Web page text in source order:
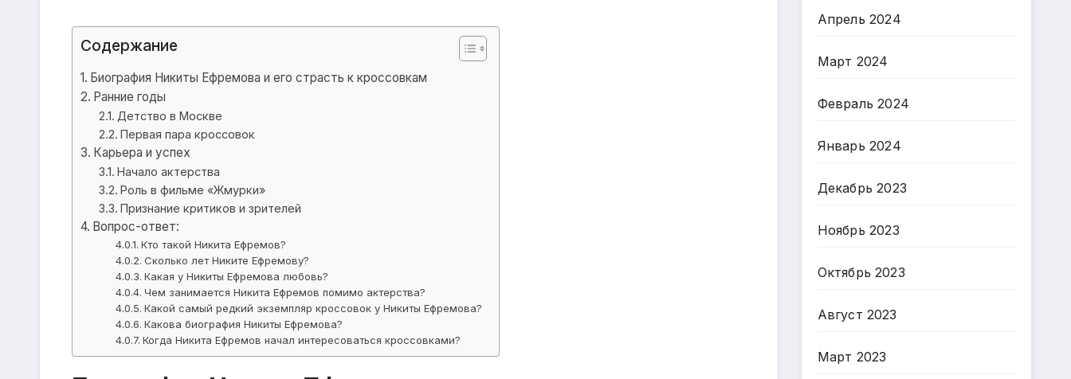
Содержание
Биография Никиты Ефремова и его страсть к кроссовкам
Ранние годы
Детство в Москве
Первая пара кроссовок
Карьера и успех
Начало актерства
Роль в фильме «Жмурки»
Признание критиков и зрителей
Вопрос-ответ:
Кто такой Никита Ефремов?
Сколько лет Никите Ефремову?
Какая у Никиты Ефремова любовь?
Чем занимается Никита Ефремов помимо актерства?
Какой самый редкий экземпляр кроссовок у Никиты Ефремова?
Какова биография Никиты Ефремова?
Когда Никита Ефремов начал интересоваться кроссовками?
Апрель 2024
Март 2024
Февраль 2024
Январь 2024
Декабрь 2023
Ноябрь 2023
Октябрь 2023
Август 2023
Март 2023